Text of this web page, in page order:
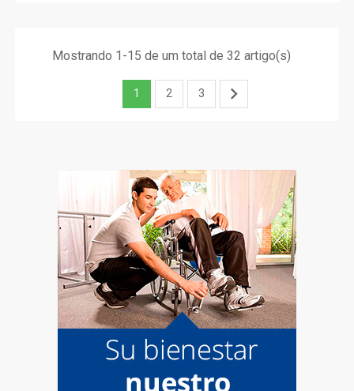
Mostrando 1-15 de um total de 32 artigo(s)
1 2 3 